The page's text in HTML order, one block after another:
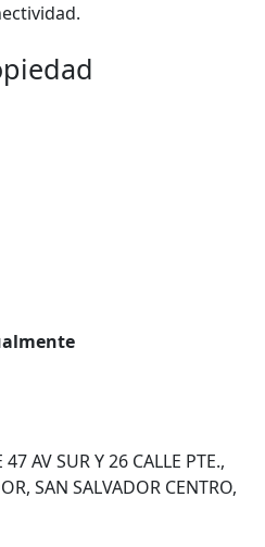
AV SUR Y 26 CALLE PTE.,
SAN SALVADOR CENTRO,